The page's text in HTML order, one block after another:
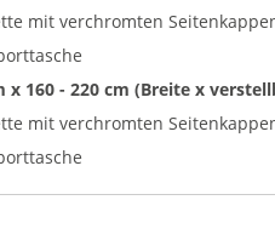
mit verchromten
x 160 - 220 cm (Breite x
mit verchromten